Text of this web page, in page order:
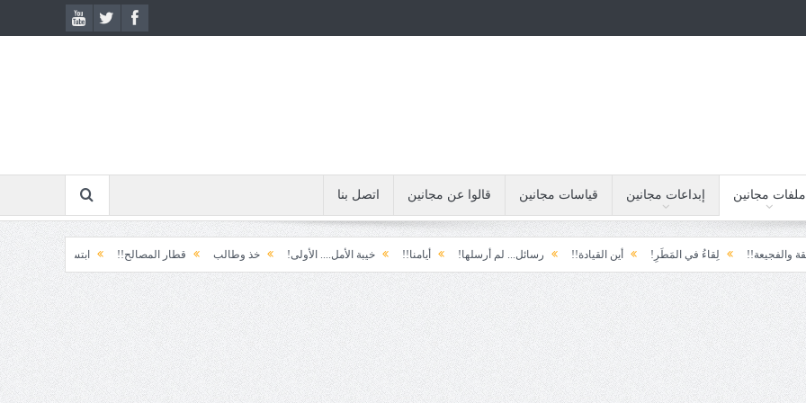
ملفات مجانين إبداعات مجانين قياسات مجانين قالوا عن مجانين اتصل بنا
لِقاءُ في المَطَرِ! أين القيادة!! رسائل... لم أرسلها! أيامنا!! خيبة الأمل.... الأولى! خذ وطالب قطار المصالح!! ابتسامة الطوارئ!